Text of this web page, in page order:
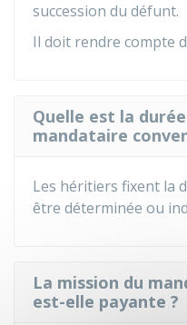
succession du défunt.
Il doit rendre compte
Quelle est la
mandataire
Les héritiers fixent la
être déterminée ou
La mission du
est-elle payante ?